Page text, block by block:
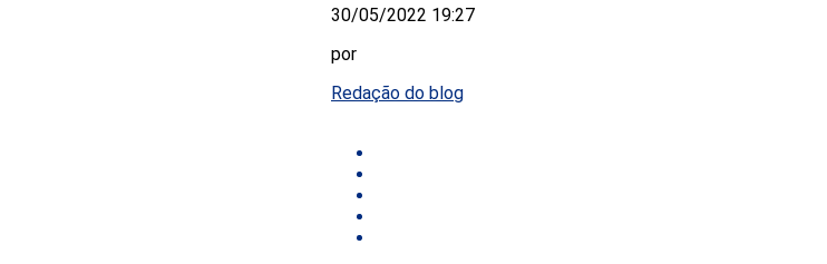
30/05/2022 19:27
por
Redação do blog